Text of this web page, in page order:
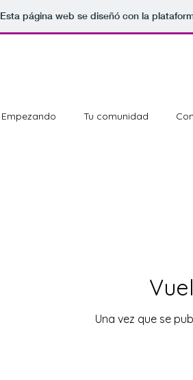
Esta página web se diseñó con la
Empezando Tu comunidad
Una vez que se